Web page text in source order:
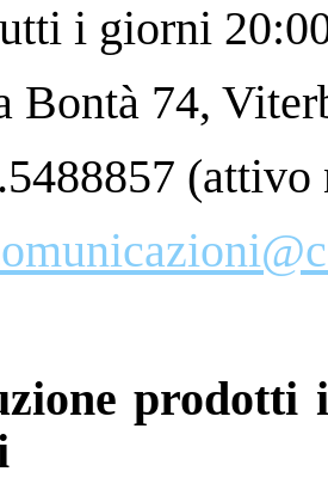
i giorni
Bontà 74,
(attivo
prodotti